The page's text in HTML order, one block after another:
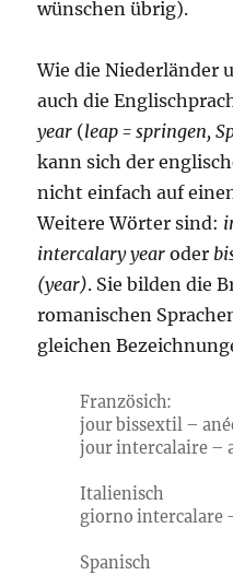
wünschen übrig).
Wie die Niederländer
auch die
year (leap = springen,
kann sich der
nicht einfach auf
Weitere Wörter sind:
intercalary year oder
(year). Sie bilden die
romanischen
gleichen
Französich:
jour bissextil –
jour intercalaire –
Italienisch
giorno intercalare
Spanisch